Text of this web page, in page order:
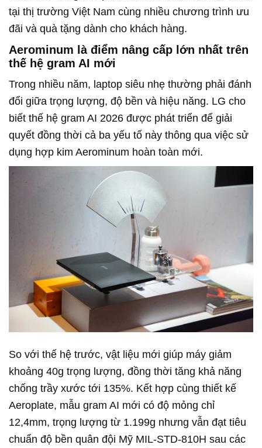
tại thị trường Việt Nam cùng nhiều chương trình ưu
đãi và quà tặng dành cho khách hàng.
Aerominum là điểm nâng cấp lớn nhất trên
thế hệ gram AI mới
Trong nhiều năm, laptop siêu nhẹ thường phải đánh
đổi giữa trọng lượng, độ bền và hiệu năng. LG cho
biết thế hệ gram AI 2026 được phát triển để giải
quyết đồng thời cả ba yếu tố này thông qua việc sử
dụng hợp kim Aerominum hoàn toàn mới.
So với thế hệ trước, vật liệu mới giúp máy giảm
khoảng 40g trọng lượng, đồng thời tăng khả năng
chống trầy xước tới 135%. Kết hợp cùng thiết kế
Aeroplate, mẫu gram AI mới có độ mỏng chỉ
12,4mm, trọng lượng từ 1.199g nhưng vẫn đạt tiêu
chuẩn độ bền quân đội Mỹ MIL-STD-810H sau các